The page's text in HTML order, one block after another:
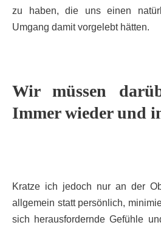
zu haben, die uns einen
Umgang damit vorgelebt hätten.
Wir müssen
Immer wieder und
Kratze ich jedoch nur an der
allgemein statt persönlich,
sich herausfordernde Gefühle